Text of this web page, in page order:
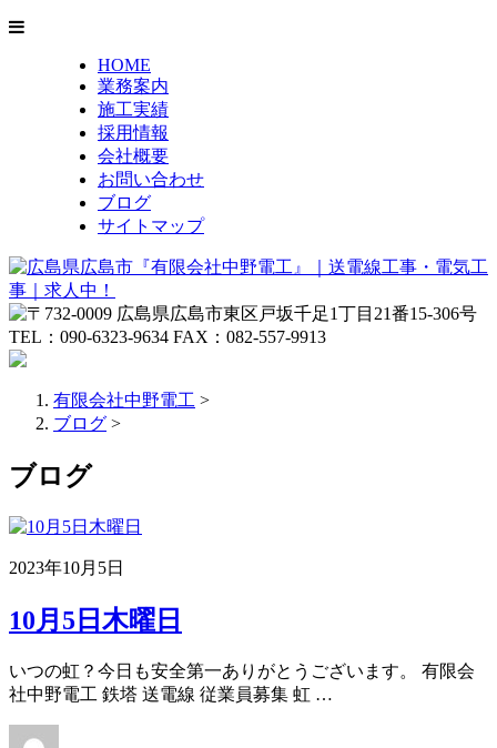
HOME
業務案内
施工実績
採用情報
会社概要
お問い合わせ
ブログ
サイトマップ
有限会社中野電工 >
ブログ >
ブログ
2023年10月5日
10月5日木曜日
いつの虹？今日も安全第一ありがとうございます。 有限会
社中野電工 鉄塔 送電線 従業員募集 虹 …